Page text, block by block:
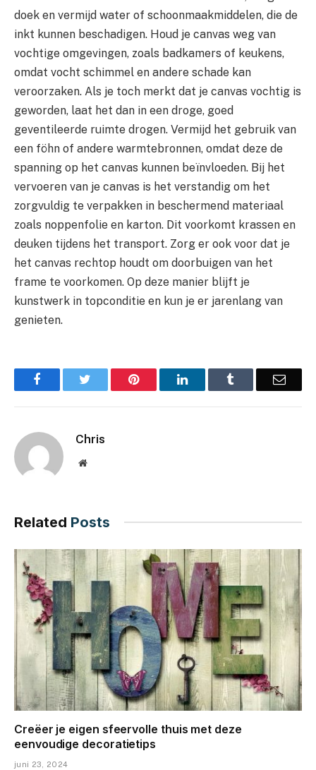
doek en vermijd water of schoonmaakmiddelen, die de
inkt kunnen beschadigen. Houd je canvas weg van
vochtige omgevingen, zoals badkamers of keukens,
omdat vocht schimmel en andere schade kan
veroorzaken. Als je toch merkt dat je canvas vochtig is
geworden, laat het dan in een droge, goed
geventileerde ruimte drogen. Vermijd het gebruik van
een föhn of andere warmtebronnen, omdat deze de
spanning op het canvas kunnen beïnvloeden. Bij het
vervoeren van je canvas is het verstandig om het
zorgvuldig te verpakken in beschermend materiaal
zoals noppenfolie en karton. Dit voorkomt krassen en
deuken tijdens het transport. Zorg er ook voor dat je
het canvas rechtop houdt om doorbuigen van het
frame te voorkomen. Op deze manier blijft je
kunstwerk in topconditie en kun je er jarenlang van
genieten.
Facebook Pinterest LinkedIn Email
Chris
Website
Related Posts
Creëer je eigen sfeervolle thuis met deze
eenvoudige decoratietips
juni 23, 2024